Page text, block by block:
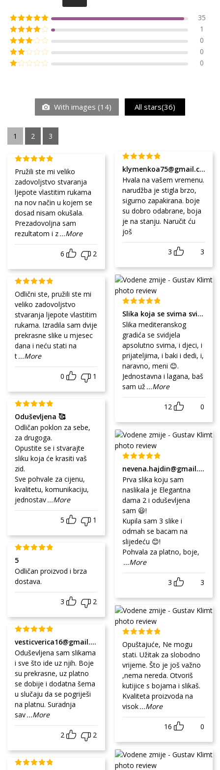
35
1
0
0
0
With images (14) All stars(36)
1 2 3
Pružili ste mi veliko
zadovoljstvo stvaranja
ljepote vlastitim rukama
na nov način u kojem se
dosad nisam okušala.
Prezadovoljna sam
rezultatom i z...More
6 2
Odlični ste, pružili ste mi
veliko zadovoljstvo
stvaranja ljepote vlastitim
rukama. Izradila sam dvije
prekrasne slike u mjesec
dana i neću stati na
t...More
0 1
Oduševljena 🥰
Odličan poklon za sebe,
za drugoga.
Opustite se i stvarajte
sliku koja će krasiti vaš
zid.
Sve pohvale za cijenu,
kvalitetu, komunikaciju,
jednostav...More
5 1
5
Odličan proizvod i brza
dostava.
3 2
vesticverica16@gmail.com
Oduševljena sam slikama
i sve što ide uz njih. Boje
su prekrasne, uz platno
se dobije i dodatna šema
u slučaju da se pogriješi
na platnu. Suradnja
sav...More
2 2
klymenkoa75@gmail.com
Hvala na vašem vremenu.
narudžba je stigla brzo,
sigurno zapakirana. boje
su dobro odabrane, boja
je na stanju. Naručit ću
još
3 3
Slika koja se svima sviđa
Slika mediteranskog
gradića se svidjela
apsolutno svima, i djeci, i
prijateljima, i baki i dedi, i,
naravno, meni 😊.
Jednostavna i lagana, baš
sam už ...More
12 0
nevena.hajdin@gmail.com
Prva slika koju sam
naslikala je Elegantna
dama 2 i oduševljena
sam 😃!
Kupila sam 3 slike i
odmah se bacam na
slijedeću 😊!
Pohvala za platno, boje,
...More
3 3
Opuštajuće, Ne mogu
stati. Užitak za slobodno
vrijeme. Što je još važno
,nema nereda. Otvoriš
kutijice s bojama i slikaš.
Kvaliteta proizvoda na
visok...More
16 0